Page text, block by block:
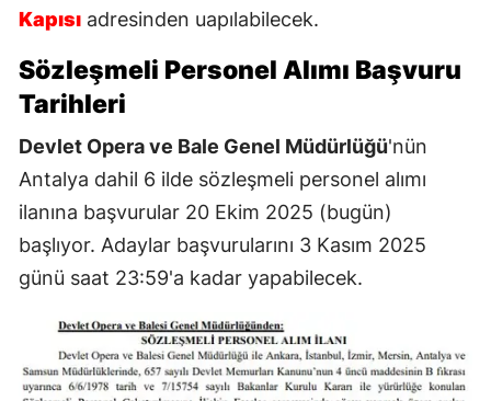
Kapısı adresinden uapılabilecek.
Sözleşmeli Personel Alımı Başvuru
Tarihleri
Devlet Opera ve Bale Genel Müdürlüğü'nün
Antalya dahil 6 ilde sözleşmeli personel alımı
ilanına başvurular 20 Ekim 2025 (bugün)
başlıyor. Adaylar başvurularını 3 Kasım 2025
günü saat 23:59'a kadar yapabilecek.